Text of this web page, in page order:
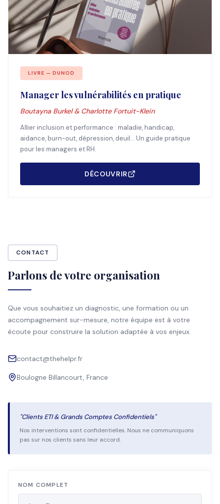
LIVRE — DUNOD
Manager les vulnérabilités en pratique
Boutayna Burkel & Charlotte Fortuit-Klein
Allier inclusion et performance : maladie, handicap,
aidance, burn-out, dépression, deuil... Un guide pratique
pour les managers et RH.
DÉCOUVRIR
CONTACT
Parlons de votre organisation
Que vous souhaitiez un diagnostic, une formation ou un
accompagnement sur-mesure, notre équipe est à votre
écoute pour construire la solution adaptée à vos enjeux.
contact@thehelpr.fr
Boulogne Billancourt, France
"Clients ETI & Grands Comptes Confidentiels"
Nos interventions sont confidentielles. Nous ne communiquons
pas sur nos clients sans leur accord.
NOM COMPLET